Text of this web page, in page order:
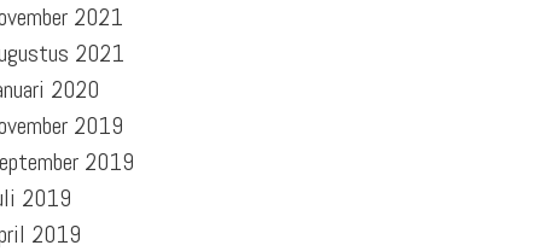
2021
2021
2020
2019
2019
2019
2019